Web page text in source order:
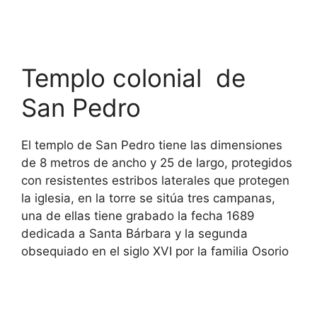
Templo colonial de
San Pedro
El templo de San Pedro tiene las dimensiones
de 8 metros de ancho y 25 de largo, protegidos
con resistentes estribos laterales que protegen
la iglesia, en la torre se sitúa tres campanas,
una de ellas tiene grabado la fecha 1689
dedicada a Santa Bárbara y la segunda
obsequiado en el siglo XVI por la familia Osorio